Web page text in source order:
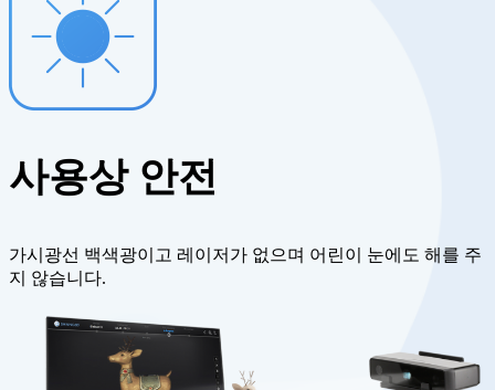
사용상 안전
가시광선 백색광이고 레이저가 없으며 어린이 눈에도 해를 주
지 않습니다.